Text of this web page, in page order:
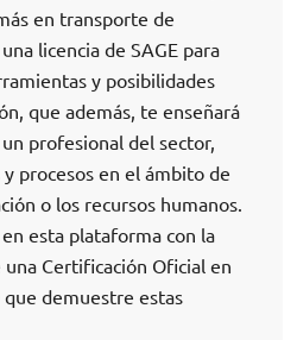
en transporte de
licencia de SAGE para
y posibilidades
que además, te enseñará
profesional del sector,
procesos en el ámbito de
o los recursos humanos.
esta plataforma con la
una Certificación Oficial en
que demuestre estas